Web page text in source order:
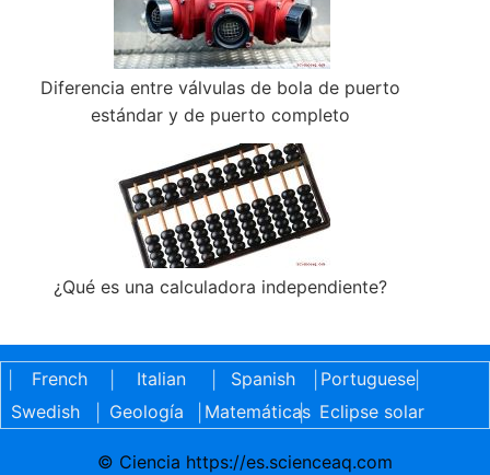
Diferencia entre válvulas de bola de puerto
estándar y de puerto completo
¿Qué es una calculadora independiente?
French Italian Spanish Portuguese|
Swedish
Geología Matemáticas
| Eclipse solar
© Ciencia https://es.scienceaq.com